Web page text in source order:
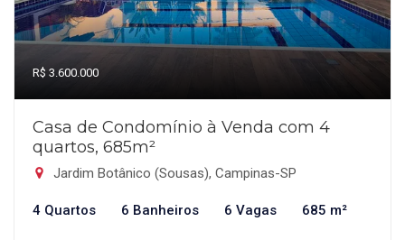
R$ 3.600.000
Casa de Condomínio à Venda com 4
quartos, 685m²
Jardim Botânico (Sousas), Campinas-SP
4 Quartos 6 Banheiros 6 Vagas 685 m²